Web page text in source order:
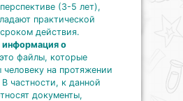
(3-5 лет),
практической
действия.
информация о
файлы, которые
на протяжении
частности, к данной
документы,